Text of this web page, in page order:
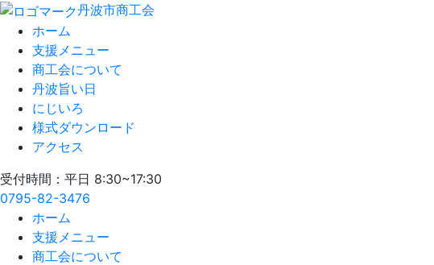
丹波市商工会
ホーム
支援メニュー
商工会について
丹波旨い日
にじいろ
様式ダウンロード
アクセス
受付時間：平日 8:30~17:30
0795-82-3476
ホーム
支援メニュー
商工会について